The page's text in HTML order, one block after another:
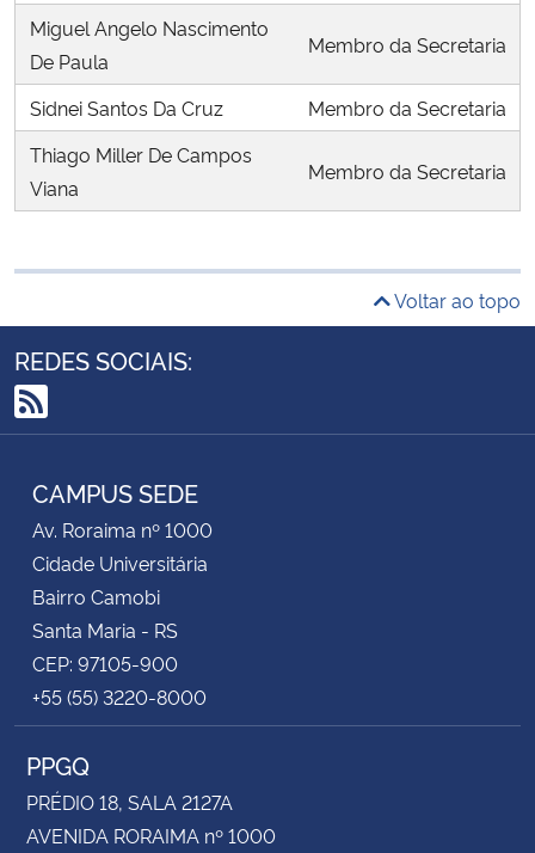
Miguel Angelo Nascimento
De Paula
Membro da Secretaria
Sidnei Santos Da Cruz
Membro da Secretaria
Thiago Miller De Campos
Viana
Membro da Secretaria
Voltar ao topo
REDES SOCIAIS:
RSS
CAMPUS SEDE
Av. Roraima nº 1000
Cidade Universitária
Bairro Camobi
Santa Maria - RS
CEP: 97105-900
+55 (55) 3220-8000
PPGQ
PRÉDIO 18, SALA 2127A
AVENIDA RORAIMA nº 1000